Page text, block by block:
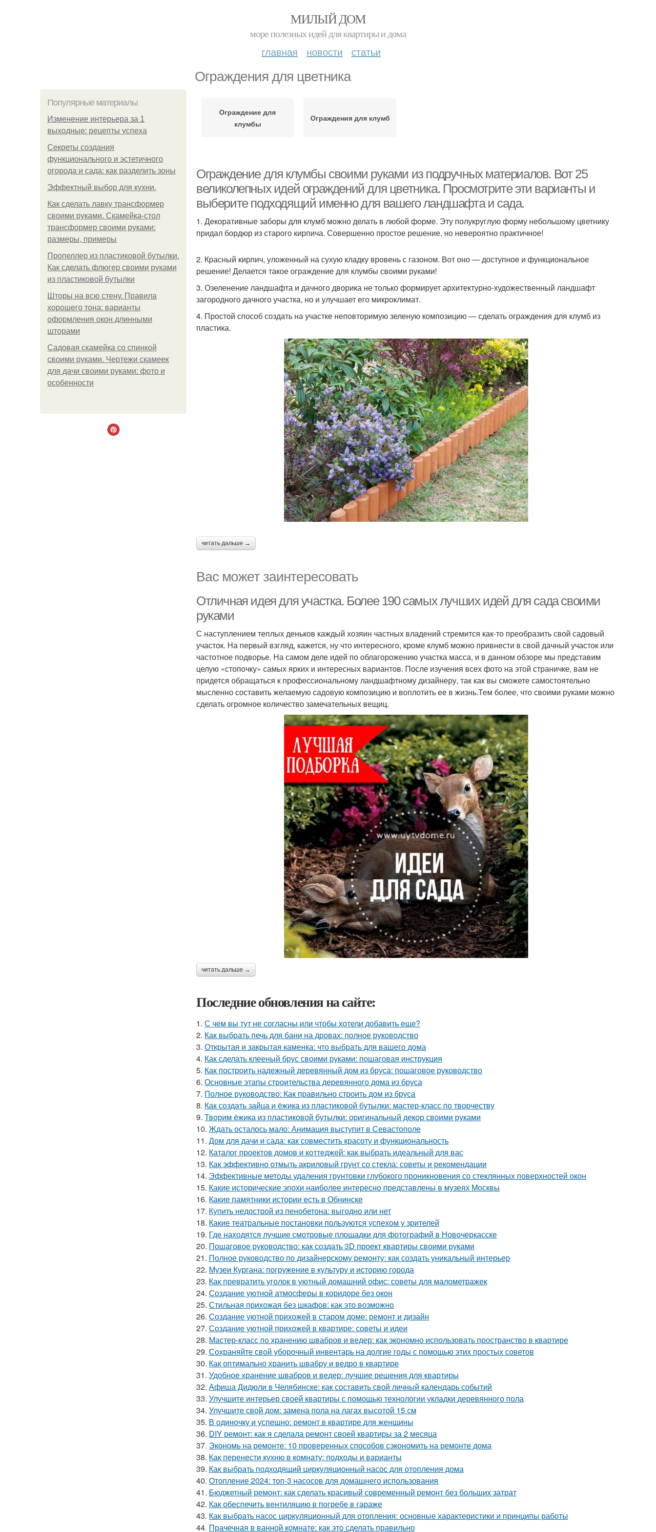
МИЛЫЙ ДОМ
море полезных идей для квартиры и дома
главная новости статьи
Ограждения для цветника
Популярные материалы
Изменение интерьера за 1
выходные: рецепты успеха
Секреты создания
функционального и эстетичного
огорода и сада: как разделить зоны
Эффектный выбор для кухни.
Как сделать лавку трансформер
своими руками. Скамейка-стол
трансформер своими руками:
размеры, примеры
Пропеллер из пластиковой бутылки.
Как сделать флюгер своими руками
из пластиковой бутылки
Шторы на всю стену. Правила
хорошего тона: варианты
оформления окон длинными
шторами
Садовая скамейка со спинкой
своими руками. Чертежи скамеек
для дачи своими руками: фото и
особенности
Ограждение для
клумбы
Ограждения для клумб
Ограждение для клумбы своими руками из подручных материалов. Вот 25
великолепных идей ограждений для цветника. Просмотрите эти варианты и
выберите подходящий именно для вашего ландшафта и сада.
1. Декоративные заборы для клумб можно делать в любой форме. Эту полукруглую форму небольшому цветнику
придал бордюр из старого кирпича. Совершенно простое решение, но невероятно практичное!
2. Красный кирпич, уложенный на сухую кладку вровень с газоном. Вот оно — доступное и функциональное
решение! Делается такое ограждение для клумбы своими руками!
3. Озеленение ландшафта и дачного дворика не только формирует архитектурно-художественный ландшафт
загородного дачного участка, но и улучшает его микроклимат.
4. Простой способ создать на участке неповторимую зеленую композицию — сделать ограждения для клумб из
пластика.
читать дальше →
Вас может заинтересовать
Отличная идея для участка. Более 190 самых лучших идей для сада своими
руками
С наступлением теплых деньков каждый хозяин частных владений стремится как-то преобразить свой садовый
участок. На первый взгляд, кажется, ну что интересного, кроме клумб можно привнести в свой дачный участок или
частотное подворье. На самом деле идей по облагорожению участка масса, и в данном обзоре мы представим
целую «стопочку» самых ярких и интересных вариантов. После изучения всех фото на этой страничке, вам не
придется обращаться к профессиональному ландшафтному дизайнеру, так как вы сможете самостоятельно
мысленно составить желаемую садовую композицию и воплотить ее в жизнь.Тем более, что своими руками можно
сделать огромное количество замечательных вещиц.
читать дальше →
Последние обновления на сайте:
1. С чем вы тут не согласны или чтобы хотели добавить еще?
2. Как выбрать печь для бани на дровах: полное руководство
3. Открытая и закрытая каменка: что выбрать для вашего дома
4. Как сделать клееный брус своими руками: пошаговая инструкция
5. Как построить надежный деревянный дом из бруса: пошаговое руководство
6. Основные этапы строительства деревянного дома из бруса
7. Полное руководство: Как правильно строить дом из бруса
8. Как создать зайца и ёжика из пластиковой бутылки: мастер-класс по творчеству
9. Творим ёжика из пластиковой бутылки: оригинальный декор своими руками
10. Ждать осталось мало: Анимация выступит в Севастополе
11. Дом для дачи и сада: как совместить красоту и функциональность
12. Каталог проектов домов и коттеджей: как выбрать идеальный для вас
13. Как эффективно отмыть акриловый грунт со стекла: советы и рекомендации
14. Эффективные методы удаления грунтовки глубокого проникновения со стеклянных поверхностей окон
15. Какие исторические эпохи наиболее интересно представлены в музеях Москвы
16. Какие памятники истории есть в Обнинске
17. Купить недострой из пенобетона: выгодно или нет
18. Какие театральные постановки пользуются успехом у зрителей
19. Где находятся лучшие смотровые площадки для фотографий в Новочеркасске
20. Пошаговое руководство: как создать 3D проект квартиры своими руками
21. Полное руководство по дизайнерскому ремонту: как создать уникальный интерьер
22. Музеи Кургана: погружение в культуру и историю города
23. Как превратить уголок в уютный домашний офис: советы для малометражек
24. Создание уютной атмосферы в коридоре без окон
25. Стильная прихожая без шкафов: как это возможно
26. Создание уютной прихожей в старом доме: ремонт и дизайн
27. Создание уютной прихожей в квартире: советы и идеи
28. Мастер-класс по хранению швабров и ведер: как экономно использовать пространство в квартире
29. Сохраняйте свой уборочный инвентарь на долгие годы с помощью этих простых советов
30. Как оптимально хранить швабру и ведро в квартире
31. Удобное хранение швабров и ведер: лучшие решения для квартиры
32. Афиша Дидюли в Челябинске: как составить свой личный календарь событий
33. Улучшите интерьер своей квартиры с помощью технологии укладки деревянного пола
34. Улучшите свой дом: замена пола на лагах высотой 15 см
35. В одиночку и успешно: ремонт в квартире для женщины
36. DIY ремонт: как я сделала ремонт своей квартиры за 2 месяца
37. Экономь на ремонте: 10 проверенных способов сэкономить на ремонте дома
38. Как перенести кухню в комнату: подходы и варианты
39. Как выбрать подходящий циркуляционный насос для отопления дома
40. Отопление 2024: топ-3 насосов для домашнего использования
41. Бюджетный ремонт: как сделать красивый современный ремонт без больших затрат
42. Как обеспечить вентиляцию в погребе в гараже
43. Как выбрать насос циркуляционный для отопления: основные характеристики и принципы работы
44. Прачечная в ванной комнате: как это сделать правильно